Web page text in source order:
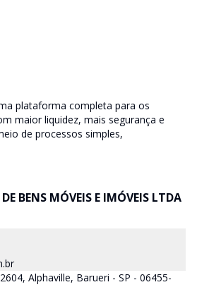
plataforma completa para os
maior liquidez, mais segurança e
de processos simples,
BENS MÓVEIS E IMÓVEIS LTDA
Alphaville, Barueri - SP - 06455-